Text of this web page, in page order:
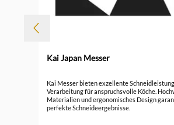
Kai Japan Messer
Kai Messer bieten exzellente
Verarbeitung für anspruchsvolle Köche.
Materialien und ergonomisches Design
perfekte Schneideergebnisse.